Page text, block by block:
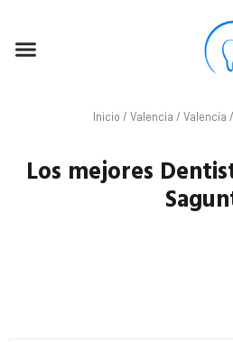
Inicio / Valencia / Valencia
Los mejores